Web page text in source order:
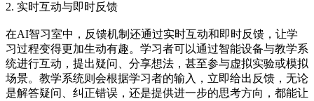
2. 实时互动与即时反馈
在AI智习室中，反馈机制还通过实时互动和即时反馈，让学
习过程变得更加生动有趣。学习者可以通过智能设备与教学系
统进行互动，提出疑问、分享想法，甚至参与虚拟实验或模拟
场景。教学系统则会根据学习者的输入，立即给出反馈，无论
是解答疑问、纠正错误，还是提供进一步的思考方向，都能让